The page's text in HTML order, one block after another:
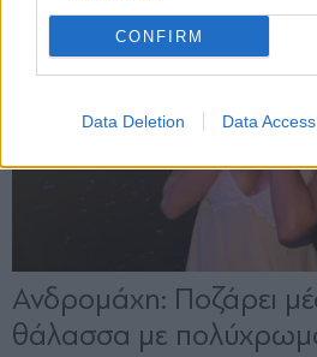
CONFIRM
Data Deletion Data Access